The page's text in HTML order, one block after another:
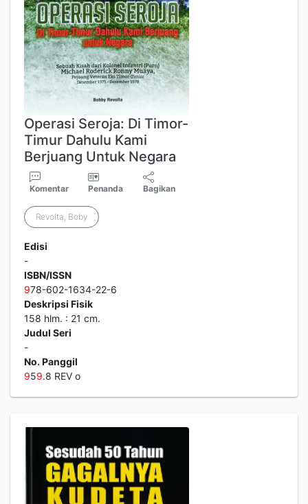
Operasi Seroja: Di Timor-
Timur Dahulu Kami
Berjuang Untuk Negara
Komentar Penanda Bagikan
Revolta, Boby
Edisi
-
ISBN/ISSN
978-602-1634-22-6
Deskripsi Fisik
158 hlm. : 21 cm.
Judul Seri
-
No. Panggil
959.8 REV o